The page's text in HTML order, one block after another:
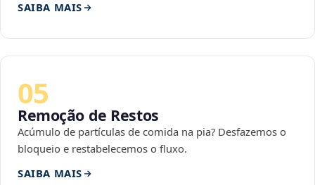
SAIBA MAIS
05
Remoção de Restos
Acúmulo de partículas de comida na pia? Desfazemos o
bloqueio e restabelecemos o fluxo.
SAIBA MAIS